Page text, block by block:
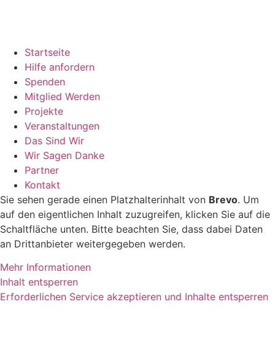
Startseite
Hilfe anfordern
Spenden
Mitglied Werden
Projekte
Veranstaltungen
Das Sind Wir
Wir Sagen Danke
Partner
Kontakt
Sie sehen gerade einen Platzhalterinhalt von Brevo. Um
auf den eigentlichen Inhalt zuzugreifen, klicken Sie auf die
Schaltfläche unten. Bitte beachten Sie, dass dabei Daten
an Drittanbieter weitergegeben werden.
Mehr Informationen
Inhalt entsperren
Erforderlichen Service akzeptieren und Inhalte entsperren